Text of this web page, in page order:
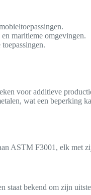
maritieme omgevingen.
voor additieve
wat een beperking
ASTM F3001, elk met
staat bekend om zijn